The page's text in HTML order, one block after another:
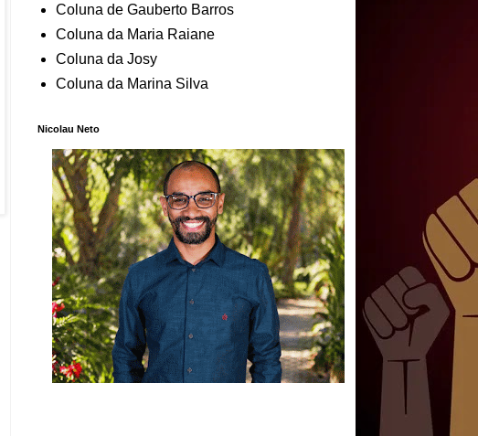
Coluna de Gauberto Barros
Coluna da Maria Raiane
Coluna da Josy
Coluna da Marina Silva
Nicolau Neto